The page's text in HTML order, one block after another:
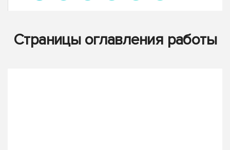
Страницы оглавления работы